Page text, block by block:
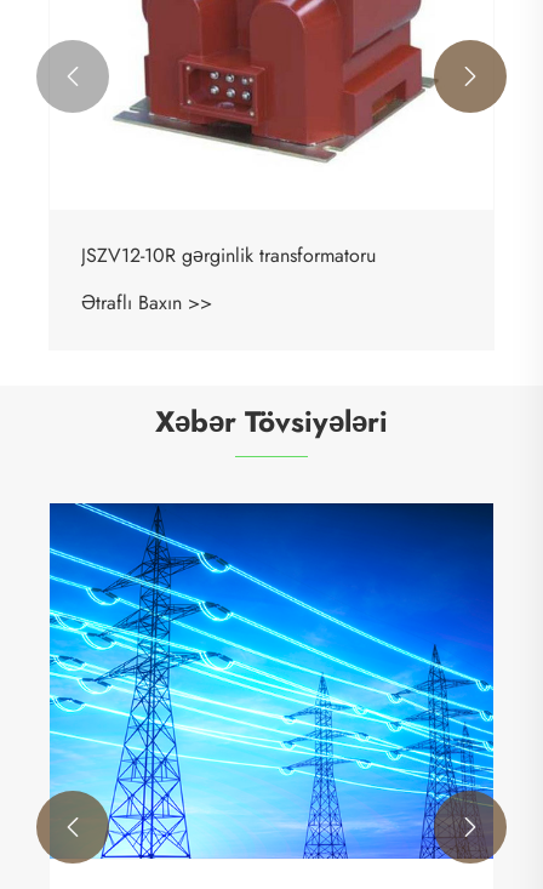
JSZV12-10R gərginlik transformatoru
Ətraflı Baxın >>
 
Xəbər Tövsiyələri
 